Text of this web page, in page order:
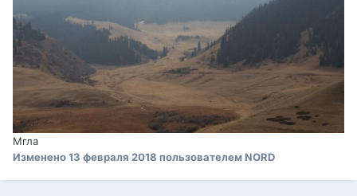
Мгла
Изменено13 февраля 2018 пользователем NORD